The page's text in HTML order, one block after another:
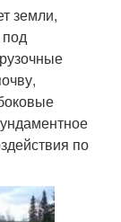
земли,
по